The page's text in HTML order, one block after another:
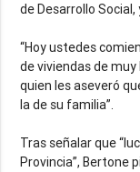
de Desarrollo
“Hoy ustedes
de viviendas de
quien les aseveró
la de su familia”.
Tras señalar que
Provincia”, Bertone